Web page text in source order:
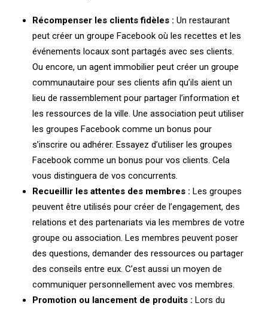
Récompenser les clients fidèles : Un restaurant
peut créer un groupe Facebook où les recettes et les
événements locaux sont partagés avec ses clients.
Ou encore, un agent immobilier peut créer un groupe
communautaire pour ses clients afin qu’ils aient un
lieu de rassemblement pour partager l’information et
les ressources de la ville. Une association peut utiliser
les groupes Facebook comme un bonus pour
s’inscrire ou adhérer. Essayez d’utiliser les groupes
Facebook comme un bonus pour vos clients. Cela
vous distinguera de vos concurrents.
Recueillir les attentes des membres : Les groupes
peuvent être utilisés pour créer de l’engagement, des
relations et des partenariats via les membres de votre
groupe ou association. Les membres peuvent poser
des questions, demander des ressources ou partager
des conseils entre eux. C’est aussi un moyen de
communiquer personnellement avec vos membres.
Promotion ou lancement de produits : Lors du